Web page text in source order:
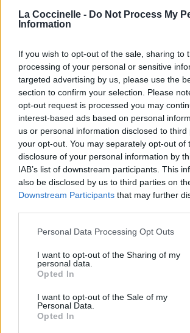
La Coccinelle - Do Not Process My
Information
If you wish to opt-out of the sale, sharing to
processing of your personal or sensitive
targeted advertising by us, please use the
section to confirm your selection. Please
opt-out request is processed you may
interest-based ads based on personal
us or personal information disclosed to
your opt-out. You may separately opt-out of
disclosure of your personal information by
IAB’s list of downstream participants. This
also be disclosed by us to third parties on
Downstream Participants that may further
Personal Data Processing Opt Outs
I want to opt-out of the Sharing of my
personal data.
Opted In
I want to opt-out of the Sale of my
Personal Data.
Opted In
Télécharger légalement les MP3 ou
Trouver un instrument de musique ou
meilleur prix sur
Paroles + Traduction Téléchargement
Voir la vidéo de «​le
Chanson sans vidéo
Concert/Live